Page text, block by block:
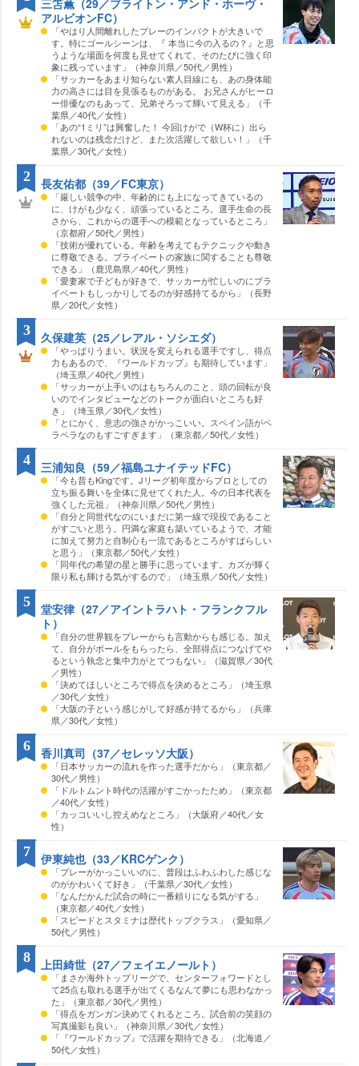
三笘薫（29／ブライトン・アンド・ホーヴ・
アルビオンFC）
「やはり人間離れしたプレーのインパクトが大きいで
す。特にゴールシーンは、『 本当に今の入るの？』と思
うような場面を何度も見せてくれて、そのたびに強く印
象に残っています」（神奈川県／50代／男性）
「サッカーをあまり知らない素人目線にも、あの身体能
力の高さには目を見張るものがある。 お兄さんがヒーロ
ー俳優なのもあって、兄弟そろって輝いて見える」（千
葉県／40代／女性）
「あの“1ミリ”は興奮した！ 今回けがで（W杯に）出ら
れないのは残念だけど、また次活躍して欲しい！」（千
葉県／30代／女性）
長友佑都（39／FC東京）
「厳しい競争の中、年齢的にも上になってきているの
に、けがも少なく、頑張っているところ。選手生命の長
さから、これからの選手への模範となっているところ」
（京都府／50代／男性）
「技術が優れている。年齢を考えてもテクニックや動き
に尊敬できる。プライベートの家族に関することも尊敬
できる」（鹿児島県／40代／男性）
「愛妻家で子どもが好きで、サッカーが忙しいのにプラ
イベートもしっかりしてるのが好感持てるから」（長野
県／20代／女性）
2
久保建英（25／レアル・ソシエダ）
「やっぱりうまい。状況を変えられる選手ですし、得点
力もあるので、『ワールドカップ』も期待しています」
（埼玉県／40代／男性）
「サッカーが上手いのはもちろんのこと、頭の回転が良
いのでインタビューなどのトークが面白いところも好
き」（埼玉県／30代／女性）
「とにかく、意志の強さがかっこいい。スペイン語がペ
ラペラなのもすごすぎます」（東京都／50代／女性）
3
三浦知良（59／福島ユナイテッドFC）
「今も昔もKingです。Jリーグ初年度からプロとしての
立ち振る舞いを全体に見せてくれた人。今の日本代表を
強くした元祖」（神奈川県／50代／男性）
「自分と同世代なのにいまだに第一線で現役であること
がすごいと思う。円満な家庭も築いているようで、才能
に加えて努力と自制心も一流であるところがすばらしい
と思う」（東京都／50代／女性）
「同年代の希望の星と勝手に思っています。カズが輝く
限り私も輝ける気がするので」（埼玉県／50代／女性）
4
堂安律（27／アイントラハト・フランクフル
ト）
「自分の世界観をプレーからも言動からも感じる。加え
て、自分がボールをもらったら、全部得点につなげて
るという執念と集中力がとてつもない」（滋賀県／30代
／男性）
「決めてほしいところで得点を決めるところ」（埼玉県
／30代／女性）
「大阪の子という感じがして好感が持てるから」（兵庫
県／30代／女性）
5
香川真司（37／セレッソ大阪）
「日本サッカーの流れを作った選手だから」（東京都／
30代／男性）
「ドルトムント時代の活躍がすごかったため」（東京都
／40代／女性）
「カッコいいし控えめなところ」（大阪府／40代／女
性）
6
伊東純也（33／KRCゲンク）
「プレーがかっこいいのに、普段はふわふわした感じな
のがかわいくて好き」（千葉県／30代／女性）
「なんだかんだ試合の時に一番頼りになる気がする」
（東京都／40代／女性）
「スピードとスタミナは歴代トップクラス」（愛知県／
50代／男性）
7
上田綺世（27／フェイエノールト）
「まさか海外トップリーグで、センターフォワードとし
て25点も取れる選手が出てくるなんて夢にも思わなかっ
た」（東京都／30代／男性）
「得点をガンガン決めてくれるところ。試合前の笑顔の
写真撮影も良い」（神奈川県／30代／女性）
「『ワールドカップ』で活躍を期待できる」（北海道／
50代／女性）
8